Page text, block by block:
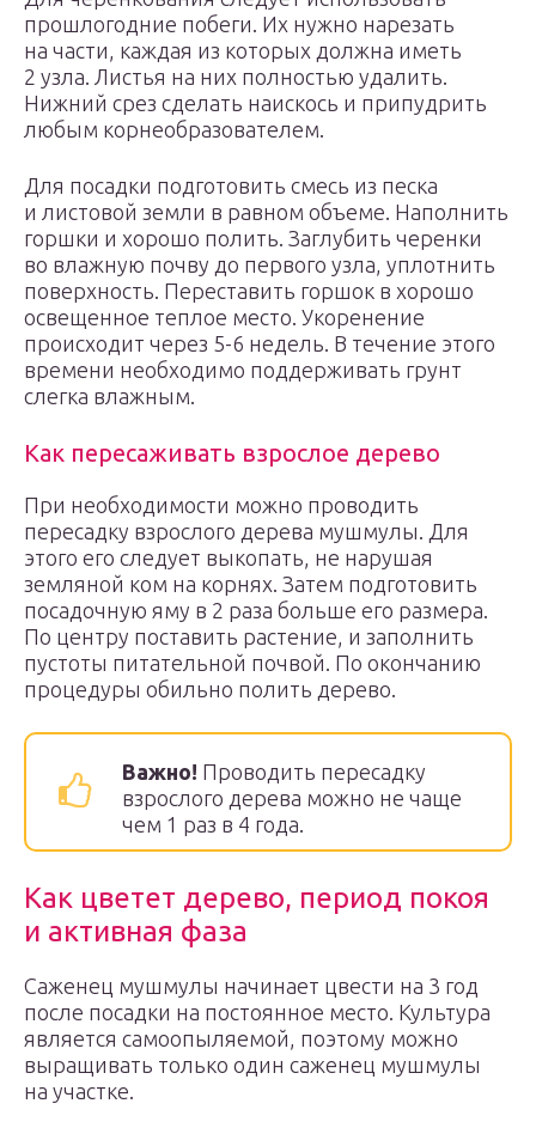
прошлогодние побеги. Их нужно нарезать
на части, каждая из которых должна иметь
2 узла. Листья на них полностью удалить.
Нижний срез сделать наискось и припудрить
любым корнеобразователем.
Для посадки подготовить смесь из песка
и листовой земли в равном объеме. Наполнить
горшки и хорошо полить. Заглубить черенки
во влажную почву до первого узла, уплотнить
поверхность. Переставить горшок в хорошо
освещенное теплое место. Укоренение
происходит через 5-6 недель. В течение этого
времени необходимо поддерживать грунт
слегка влажным.
Как пересаживать взрослое дерево
При необходимости можно проводить
пересадку взрослого дерева мушмулы. Для
этого его следует выкопать, не нарушая
земляной ком на корнях. Затем подготовить
посадочную яму в 2 раза больше его размера.
По центру поставить растение, и заполнить
пустоты питательной почвой. По окончанию
процедуры обильно полить дерево.
Важно! Проводить пересадку
взрослого дерева можно не чаще
чем 1 раз в 4 года.
Как цветет дерево, период покоя
и активная фаза
Саженец мушмулы начинает цвести на 3 год
после посадки на постоянное место. Культура
является самоопыляемой, поэтому можно
выращивать только один саженец мушмулы
на участке.